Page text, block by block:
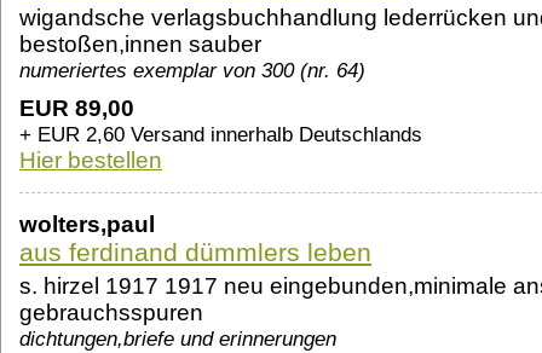
wigandsche verlagsbuchhandlung lederrücken
bestoßen,innen sauber
numeriertes exemplar von 300 (nr. 64)
EUR 89,00
+ EUR 2,60 Versand innerhalb Deutschlands
Hier bestellen
wolters,paul
aus ferdinand dümmlers leben
s. hirzel 1917 1917 neu eingebunden,minimale
gebrauchsspuren
dichtungen,briefe und erinnerungen